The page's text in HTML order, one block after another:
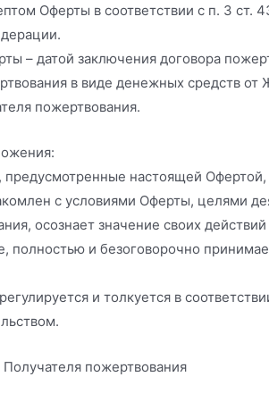
Оферты в соответствии с п. 3 ст.
– датой заключения договора
в виде денежных средств от
пожертвования.
предусмотренные настоящей
с условиями Оферты, целями
осознает значение своих
полностью и безоговорочно
и толкуется в
пожертвования